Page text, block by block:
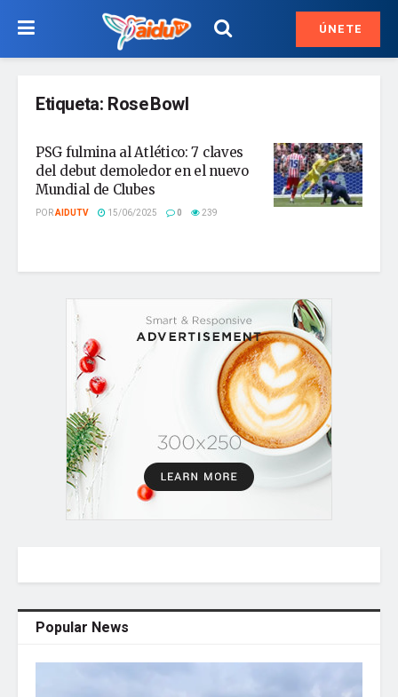
ÚNETE
Etiqueta: Rose Bowl
PSG fulmina al Atlético: 7 claves
del debut demoledor en el nuevo
Mundial de Clubes
PORAIDUTV 15/06/2025 0 239
Popular News